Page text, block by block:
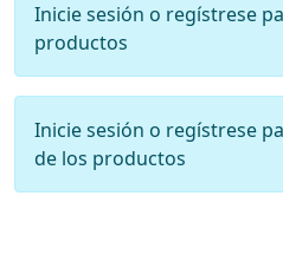
Inicie sesión o regístrese
productos
Inicie sesión o regístrese
de los productos